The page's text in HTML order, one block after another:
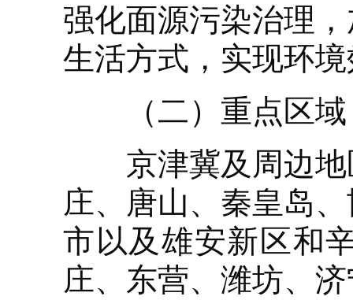
强化面源污染治理
生活方式，实现环
（二）重点区域
京津冀及周边地
庄、唐山、秦皇岛
市以及雄安新区和
庄、东营、潍坊、